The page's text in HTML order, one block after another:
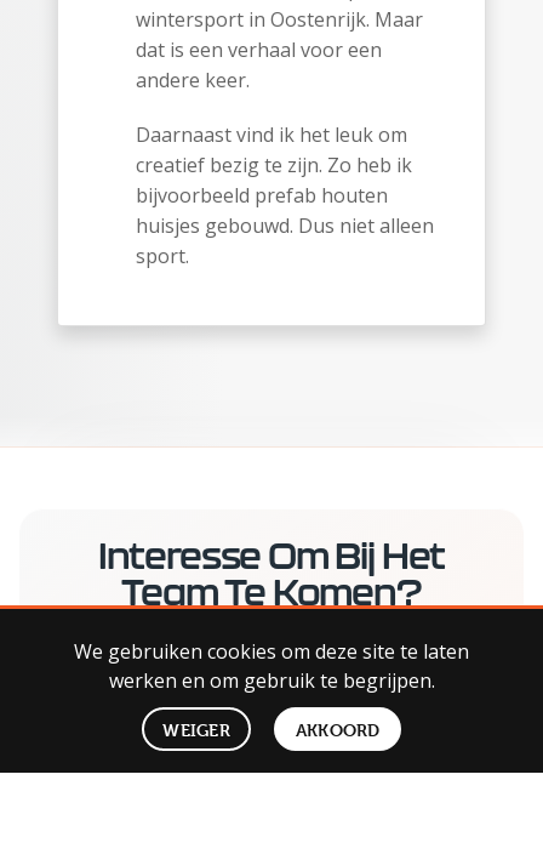
wintersport in Oostenrijk. Maar
dat is een verhaal voor een
andere keer.
Daarnaast vind ik het leuk om
creatief bezig te zijn. Zo heb ik
bijvoorbeeld prefab houten
huisjes gebouwd. Dus niet alleen
sport.
Interesse Om Bij Het
Team Te Komen?
Bekijk waar we aan werken en of er een
rol bij past.
We gebruiken cookies om deze site te laten
werken en om gebruik te begrijpen.
WEIGER AKKOORD